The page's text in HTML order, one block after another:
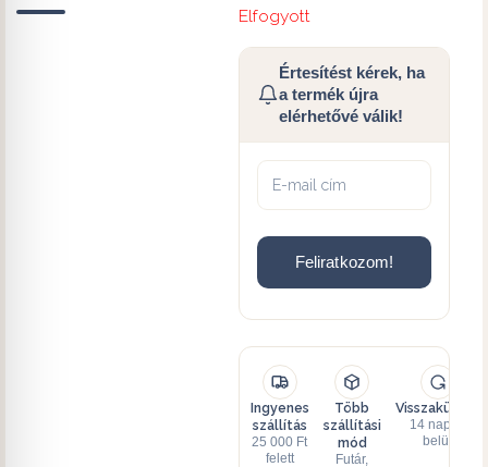
Elfogyott
Értesítést kérek, ha
a termék újra
elérhetővé válik!
Feliratkozom!
Ingyenes
szállítás
25 000 Ft
felett
Több
szállítási
mód
Futár,
Visszaküldés
14 napon
belül